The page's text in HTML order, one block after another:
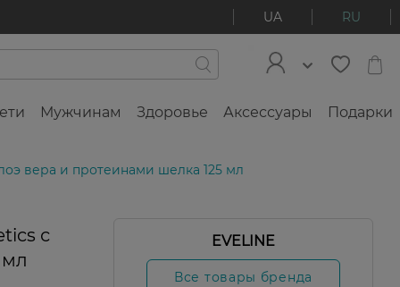
UA RU
Мужчинам Здоровье Аксессуары Подарки
вера и протеинами шелка 125 мл
с
EVELINE
Все товары бренда